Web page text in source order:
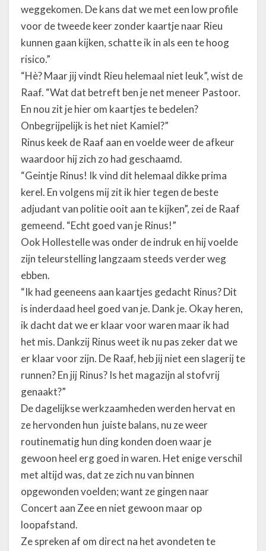
weggekomen. De kans dat we met een low profile
voor de tweede keer zonder kaartje naar Rieu
kunnen gaan kijken, schatte ik in als een te hoog
risico.”
“Hè? Maar jij vindt Rieu helemaal niet leuk”, wist de
Raaf. “Wat dat betreft ben je net meneer Pastoor.
En nou zit je hier om kaartjes te bedelen?
Onbegrijpelijk is het niet Kamiel?”
Rinus keek de Raaf aan en voelde weer de afkeur
waardoor hij zich zo had geschaamd.
“Geintje Rinus! Ik vind dit helemaal dikke prima
kerel. En volgens mij zit ik hier tegen de beste
adjudant van politie ooit aan te kijken”, zei de Raaf
gemeend. “Echt goed van je Rinus!”
Ook Hollestelle was onder de indruk en hij voelde
zijn teleurstelling langzaam steeds verder weg
ebben.
“Ik had geeneens aan kaartjes gedacht Rinus? Dit
is inderdaad heel goed van je. Dank je. Okay heren,
ik dacht dat we er klaar voor waren maar ik had
het mis. Dankzij Rinus weet ik nu pas zeker dat we
er klaar voor zijn. De Raaf, heb jij niet een slagerij te
runnen? En jij Rinus? Is het magazijn al stofvrij
genaakt?”
De dagelijkse werkzaamheden werden hervat en
ze hervonden hun juiste balans, nu ze weer
routinematig hun ding konden doen waar je
gewoon heel erg goed in waren. Het enige verschil
met altijd was, dat ze zich nu van binnen
opgewonden voelden; want ze gingen naar
Concert aan Zee en niet gewoon maar op
loopafstand.
Ze spreken af om direct na het avondeten te